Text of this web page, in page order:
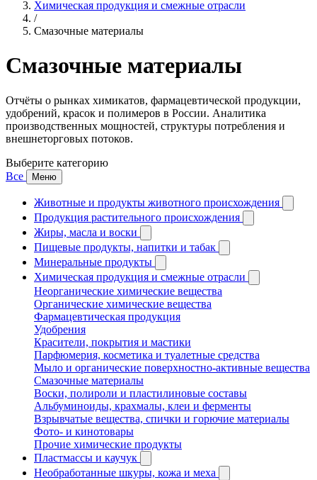
Химическая продукция и смежные отрасли
/
Смазочные материалы
Смазочные материалы
Отчёты о рынках химикатов, фармацевтической продукции,
удобрений, красок и полимеров в России. Аналитика
производственных мощностей, структуры потребления и
внешнеторговых потоков.
Выберите категорию
Все
Меню
Животные и продукты животного происхождения
Продукция растительного происхождения
Жиры, масла и воски
Пищевые продукты, напитки и табак
Минеральные продукты
Химическая продукция и смежные отрасли
Неорганические химические вещества
Органические химические вещества
Фармацевтическая продукция
Удобрения
Красители, покрытия и мастики
Парфюмерия, косметика и туалетные средства
Мыло и органические поверхностно-активные вещества
Смазочные материалы
Воски, полироли и пластилиновые составы
Альбуминоиды, крахмалы, клеи и ферменты
Взрывчатые вещества, спички и горючие материалы
Фото- и кинотовары
Прочие химические продукты
Пластмассы и каучук
Необработанные шкуры, кожа и меха